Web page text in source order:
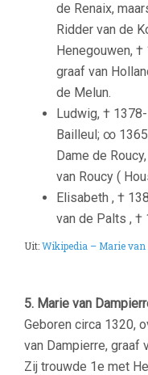
de Renaix,
Ridder van de
Henegouwen,
graaf van
de Melun.
Ludwig, †
Bailleul; ∞
Dame de
van Roucy (
Elisabeth , †
van de Palts , †
Uit:Wikipedia – Marie van
5. Marie van
Geboren circa 1320,
van Dampierre, graaf
Zij trouwde 1e met